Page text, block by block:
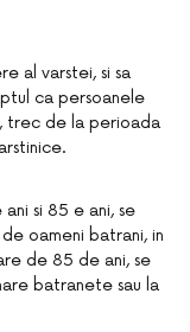
al varstei, si sa
ca persoanele
trec de la perioada
si 85 e ani, se
oameni batrani, in
de 85 de ani, se
batranete sau la